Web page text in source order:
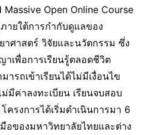
Open Online Course
ายใต้การกำกับดูแลของ
ศาสตร์ วิจัยและนวัตกรรม ซึ่ง
เพื่อการเรียนรู้ตลอดชีวิต
รถเข้าเรียนได้ไม่มีเงื่อนไข
ม่มีค่าลงทะเบียน เรียนจบสอบ
ครงการได้เริ่มดำเนินการมา 6
อของมหาวิทยาลัยไทยและต่าง